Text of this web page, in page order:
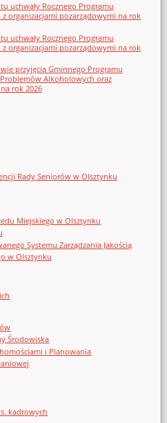
uchwały Rocznego Programu
z organizacjami pozarządowymi na rok
uchwały Rocznego Programu
z organizacjami pozarządowymi na rok
przyjęcia Gminnego Programu
Alkoholowych oraz
rok 2026
Rady Seniorów w Olsztynku
Miejskiego w Olsztynku
Systemu Zarządzania Jakością
w Olsztynku
Środowiska
i Planowania
kadrowych